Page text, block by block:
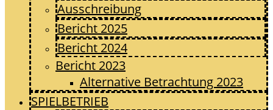
Ausschreibung
Bericht 2025
Bericht 2024
Bericht 2023
Alternative Betrachtung 2023
SPIELBETRIEB